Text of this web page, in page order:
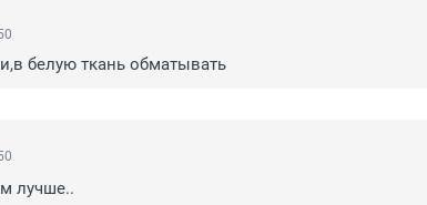
белую ткань обматывать
лучше..